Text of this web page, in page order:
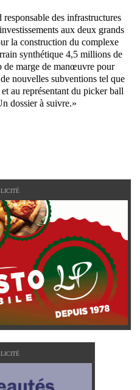
des infrastructures
aux deux grands
la construction du complexe
synthétique 4,5 millions de
de marge de manœuvre pour
nouvelles subventions tel que
au représentant du picker ball
dossier à suivre.»